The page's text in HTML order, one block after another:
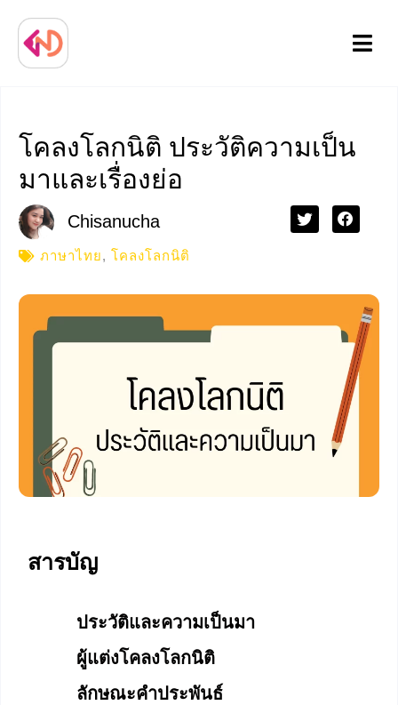
Menu
โคลงโลกนิติ ประวัติความเป็น
มาและเรื่องย่อ
Chisanucha
ภาษาไทย, โคลงโลกนิติ
สารบัญ
ประวัติและความเป็นมา
ผู้แต่งโคลงโลกนิติ
ลักษณะคำประพันธ์